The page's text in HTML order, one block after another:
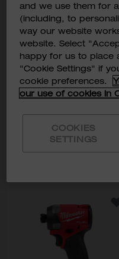
M18 FUEL™ 3/8インチ
339Nm インパクトレンチ
M18 FIW2F38
￥26,800
税込価格: ￥29,480
型番M18 FIW2F38-
and we use them for
(including, to
way our website
website. Select
happy for us to place
"Cookie Settings" if
cookie preferences.
our use of cookies in
COOKIES
SETTINGS